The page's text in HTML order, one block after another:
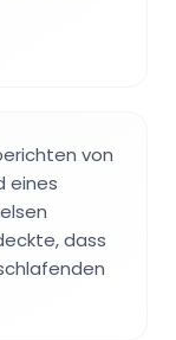
von
eines
dass